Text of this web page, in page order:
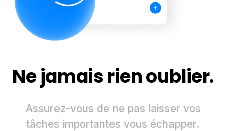
Ne jamais rien oublier.
Assurez-vous de ne pas laisser vos
tâches importantes vous échapper.